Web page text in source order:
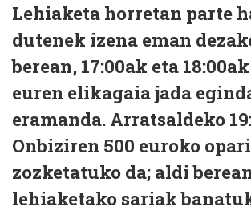
Lehiaketa horretan parte
dutenek izena eman
berean, 17:00ak eta
euren elikagaia jada
eramanda. Arratsaldeko
Onbiziren 500 euroko
zozketatuko da; aldi
lehiaketako sariak